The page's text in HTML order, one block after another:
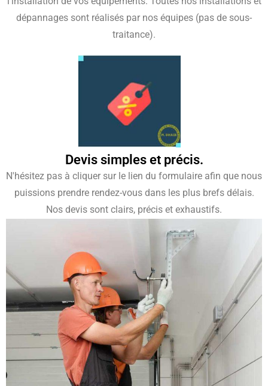
dépannages sont réalisés par nos équipes (pas de sous-
traitance).
Devis simples et précis.
N'hésitez pas à cliquer sur le lien du formulaire afin que nous
puissions prendre rendez-vous dans les plus brefs délais.
Nos devis sont clairs, précis et exhaustifs.